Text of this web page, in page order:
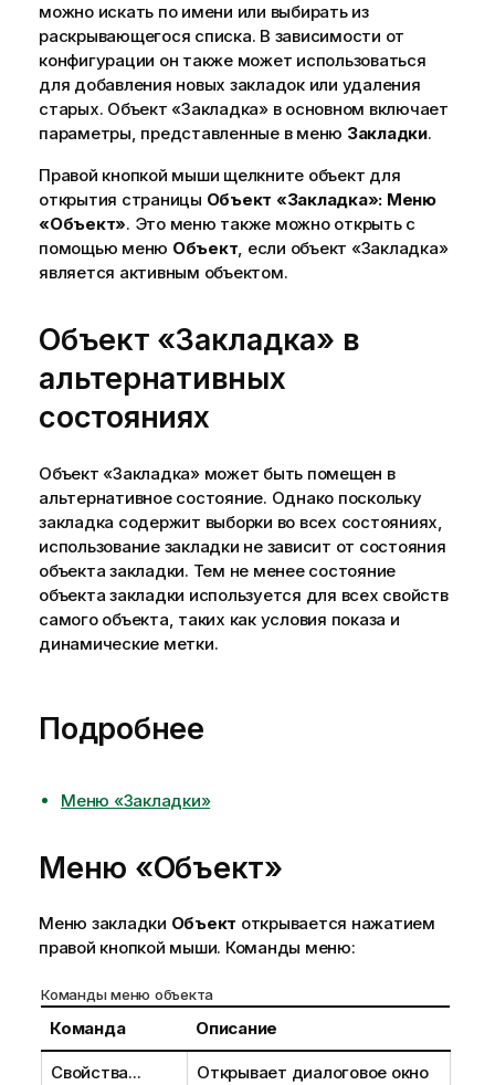
можно искать по имени или выбирать из
раскрывающегося списка. В зависимости от
конфигурации он также может использоваться
для добавления новых закладок или удаления
старых. Объект «Закладка» в основном включает
параметры, представленные в меню Закладки.
Правой кнопкой мыши щелкните объект для
открытия страницы Объект «Закладка»: Меню
«Объект». Это меню также можно открыть с
помощью меню Объект, если объект «Закладка»
является активным объектом.
Объект «Закладка» в
альтернативных
состояниях
Объект «Закладка» может быть помещен в
альтернативное состояние. Однако поскольку
закладка содержит выборки во всех состояниях,
использование закладки не зависит от состояния
объекта закладки. Тем не менее состояние
объекта закладки используется для всех свойств
самого объекта, таких как условия показа и
динамические метки.
Подробнее
Меню «Закладки»
Меню «Объект»
Меню закладки Объект открывается нажатием
правой кнопкой мыши. Команды меню:
Команды меню объекта
Команда Описание
Свойства...
Открывает диалоговое окно